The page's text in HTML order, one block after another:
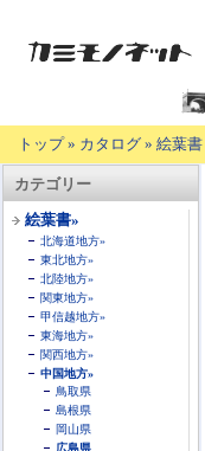
トップ» カタログ » 絵葉書
カテゴリー
絵葉書»
北海道地方»
東北地方»
北陸地方»
関東地方»
甲信越地方»
東海地方»
関西地方»
中国地方»
鳥取県
島根県
岡山県
広島県